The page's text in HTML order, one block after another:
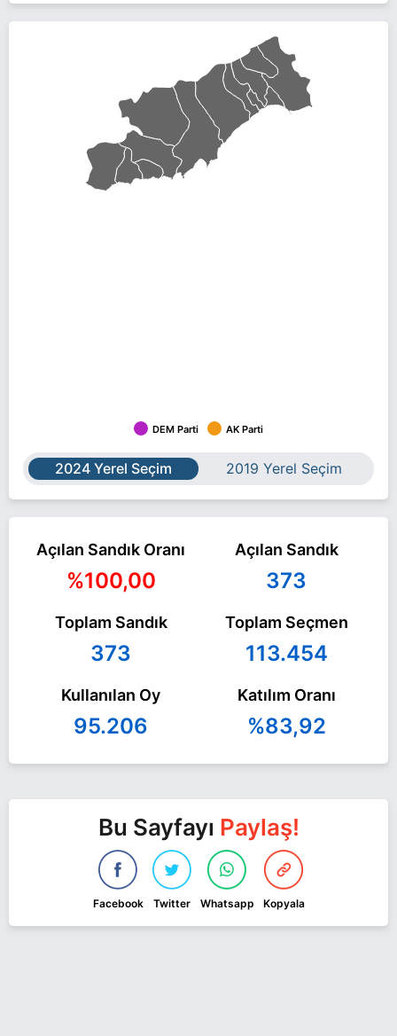
DEM Parti AK Parti
2024 Yerel Seçim 2019 Yerel Seçim
Açılan Sandık Oranı
%100,00
Açılan Sandık
373
Toplam Sandık
373
Toplam Seçmen
113.454
Kullanılan Oy
95.206
Katılım Oranı
%83,92
Bu Sayfayı Paylaş!
Facebook Twitter Whatsapp Kopyala